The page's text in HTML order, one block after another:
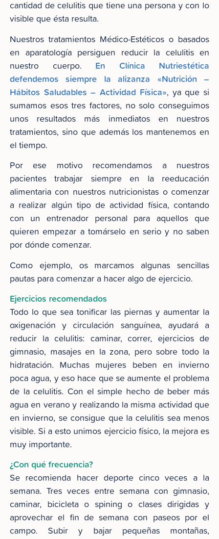
cantidad de celulitis que tiene una persona y con lo
visible que ésta resulta.
Nuestros tratamientos Médico-Estéticos o basados
en aparatología persiguen reducir la celulitis en
nuestro cuerpo. En Clínica Nutriestética
defendemos siempre la alizanza «Nutrición –
Hábitos Saludables – Actividad Física», ya que si
sumamos esos tres factores, no solo conseguimos
unos resultados más inmediatos en nuestros
tratamientos, sino que además los mantenemos en
el tiempo.
Por ese motivo recomendamos a nuestros
pacientes trabajar siempre en la reeducación
alimentaria con nuestros nutricionistas o comenzar
a realizar algún tipo de actividad física, contando
con un entrenador personal para aquellos que
quieren empezar a tomárselo en serio y no saben
por dónde comenzar.
Como ejemplo, os marcamos algunas sencillas
pautas para comenzar a hacer algo de ejercicio.
Ejercicios recomendados
Todo lo que sea tonificar las piernas y aumentar la
oxigenación y circulación sanguínea, ayudará a
reducir la celulitis: caminar, correr, ejercicios de
gimnasio, masajes en la zona, pero sobre todo la
hidratación. Muchas mujeres beben en invierno
poca agua, y eso hace que se aumente el problema
de la celulitis. Con el simple hecho de beber más
agua en verano y realizando la misma actividad que
en invierno, se consigue que la celulitis sea menos
visible. Si a esto unimos ejercicio físico, la mejora es
muy importante.
¿Con qué frecuencia?
Se recomienda hacer deporte cinco veces a la
semana. Tres veces entre semana con gimnasio,
caminar, bicicleta o spining o clases dirigidas y
aprovechar el fin de semana con paseos por el
campo. Subir y bajar pequeñas montañas,